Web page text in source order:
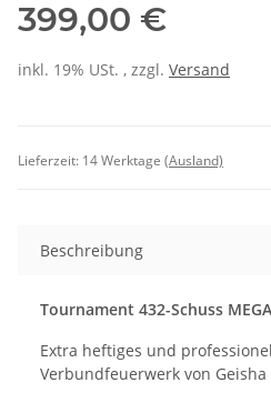
399,00 €
inkl. 19% USt. , zzgl. Versand
Lieferzeit: 14 Werktage (Ausland)
Beschreibung
Tournament 432-Schuss
Extra heftiges und
Verbundfeuerwerk von